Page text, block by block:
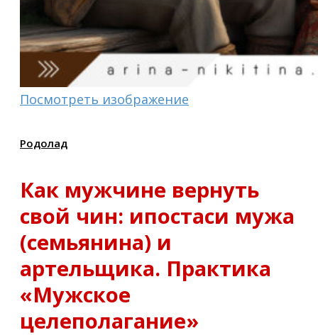
Посмотреть изображение
Родолад
Как мужчине вернуть
свой чин: ипостаси мужа
(семьянина) и
артельщика. Практика
«Мужское
целеполагание»